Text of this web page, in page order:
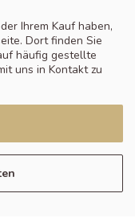
Ihrem Kauf haben,
Dort finden Sie
häufig gestellte
uns in Kontakt zu